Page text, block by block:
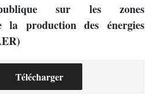
sur les zones
la production des énergies
Télécharger